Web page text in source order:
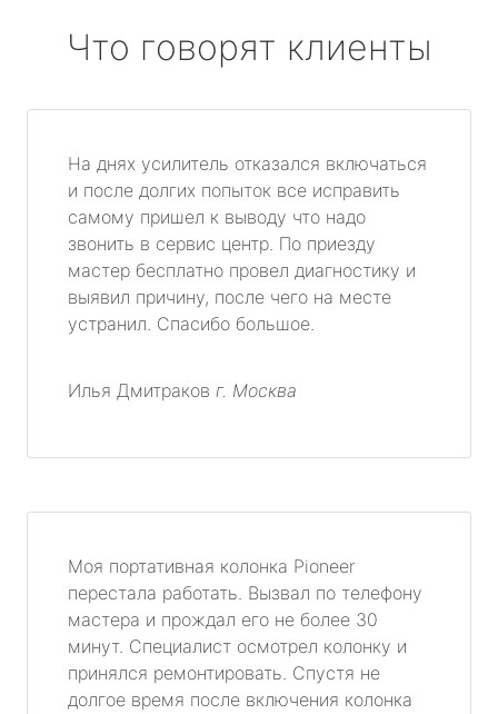
Что говорят клиенты
На днях усилитель отказался включаться
и после долгих попыток все исправить
самому пришел к выводу что надо
звонить в сервис центр. По приезду
мастер бесплатно провел диагностику и
выявил причину, после чего на месте
устранил. Спасибо большое.
Илья Дмитраков г. Москва
Моя портативная колонка Pioneer
перестала работать. Вызвал по телефону
мастера и прождал его не более 30
минут. Специалист осмотрел колонку и
принялся ремонтировать. Спустя не
долгое время после включения колонка